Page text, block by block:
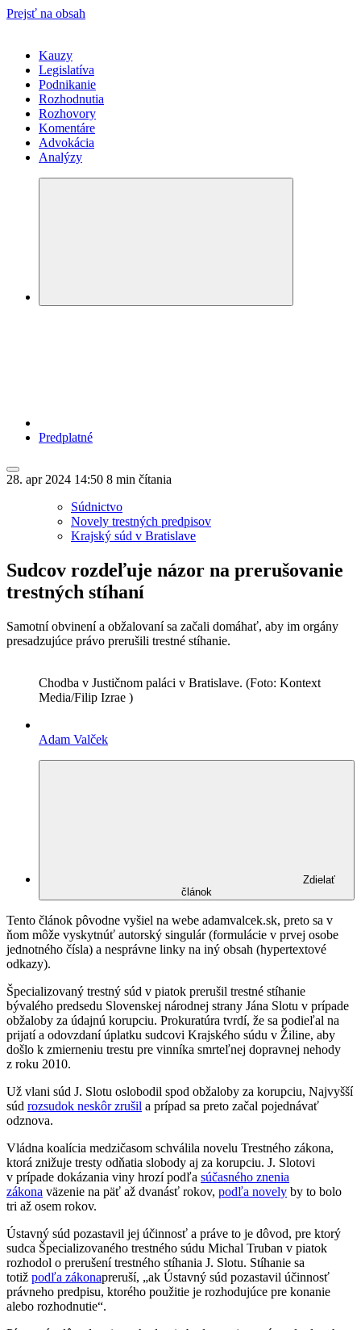
Prejsť na obsah
Kauzy
Legislatíva
Podnikanie
Rozhodnutia
Rozhovory
Komentáre
Advokácia
Analýzy
Predplatné
28. apr 2024 14:50 8 min čítania
Súdnictvo
Novely trestných predpisov
Krajský súd v Bratislave
Sudcov rozdeľuje názor na prerušovanie
trestných stíhaní
Samotní obvinení a obžalovaní sa začali domáhať, aby im orgány
presadzujúce právo prerušili trestné stíhanie.
Chodba v Justičnom paláci v Bratislave. (Foto: Kontext
Media/Filip Izrae )
Adam Valček
Zdielať
článok
Tento článok pôvodne vyšiel na webe adamvalcek.sk, preto sa v
ňom môže vyskytnúť autorský singulár (formulácie v prvej osobe
jednotného čísla) a nesprávne linky na iný obsah (hypertextové
odkazy).
Špecializovaný trestný súd v piatok prerušil trestné stíhanie
bývalého predsedu Slovenskej národnej strany Jána Slotu v prípade
obžaloby za údajnú korupciu. Prokuratúra tvrdí, že sa podieľal na
prijatí a odovzdaní úplatku sudcovi Krajského súdu v Žiline, aby
došlo k zmierneniu trestu pre vinníka smrteľnej dopravnej nehody
z roku 2010.
Už vlani súd J. Slotu oslobodil spod obžaloby za korupciu, Najvyšší
súd rozsudok neskôr zrušil a prípad sa preto začal pojednávať
odznova.
Vládna koalícia medzičasom schválila novelu Trestného zákona,
ktorá znižuje tresty odňatia slobody aj za korupciu. J. Slotovi
v prípade dokázania viny hrozí podľa súčasného znenia
zákona väzenie na päť až dvanásť rokov, podľa novely by to bolo
tri až osem rokov.
Ústavný súd pozastavil jej účinnosť a práve to je dôvod, pre ktorý
sudca Špecializovaného trestného súdu Michal Truban v piatok
rozhodol o prerušení trestného stíhania J. Slotu. Stíhanie sa
totiž podľa zákonapreruší, „ak Ústavný súd pozastavil účinnosť
právneho predpisu, ktorého použitie je rozhodujúce pre konanie
alebo rozhodnutie“.